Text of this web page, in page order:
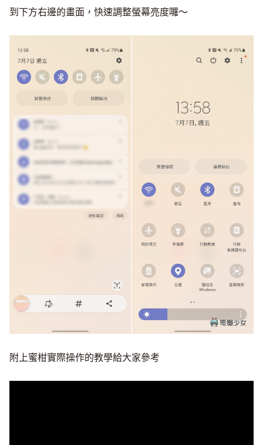
到下方右邊的畫面，快速調整螢幕亮度囉～
附上蜜柑實際操作的教學給大家參考